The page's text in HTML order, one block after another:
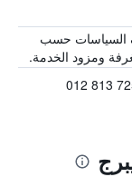
السياسات حسب
ومزود الخدمة.